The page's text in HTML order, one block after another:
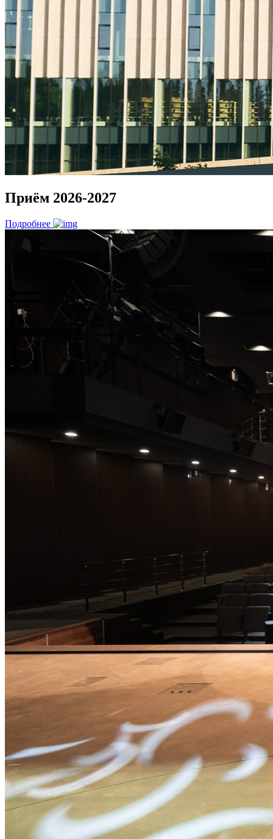
Приём 2026-2027
Подробнее